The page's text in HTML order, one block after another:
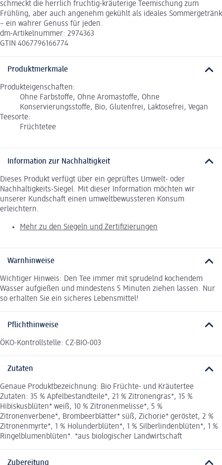
schmeckt die herrlich fruchtig-kräuterige Teemischung zum
Frühling, aber auch angenehm gekühlt als ideales Sommergetränk
– ein wahrer Genuss für jeden.
dm-Artikelnummer: 2974363
GTIN 4067796166774
Produktmerkmale
Produkteigenschaften:
Ohne Farbstoffe, Ohne Aromastoffe, Ohne
Konservierungsstoffe, Bio, Glutenfrei, Laktosefrei, Vegan
Teesorte:
Früchtetee
Information zur Nachhaltigkeit
Dieses Produkt verfügt über ein geprüftes Umwelt- oder
Nachhaltigkeits-Siegel. Mit dieser Information möchten wir
unserer Kundschaft einen umweltbewussteren Konsum
erleichtern.
Mehr zu den Siegeln und Zertifizierungen
Warnhinweise
Wichtiger Hinweis: Den Tee immer mit sprudelnd kochendem
Wasser aufgießen und mindestens 5 Minuten ziehen lassen. Nur
so erhalten Sie ein sicheres Lebensmittel!
Pflichthinweise
ÖKO-Kontrollstelle: CZ-BIO-003
Zutaten
Genaue Produktbezeichnung: Bio Früchte- und Kräutertee
Zutaten: 35 % Apfelbestandteile*, 21 % Zitronengras*, 15 %
Hibiskusblüten* weiß, 10 % Zitronenmelisse*, 5 %
Zitronenverbene*, Brombeerblätter* süß, Zichorie* geröstet, 2 %
Zitronenmyrte*, 1 % Holunderblüten*, 1 % Silberlindenblüten*, 1 %
Ringelblumenblüten*. *aus biologischer Landwirtschaft
Zubereitung